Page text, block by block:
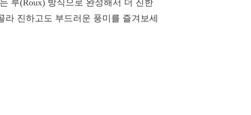
루(Roux) 방식으로 완성해서 더 진한
진하고도 부드러운 풍미를 즐겨보세